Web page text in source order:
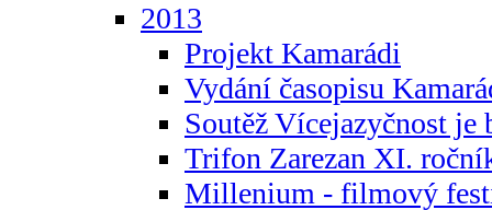
2013
Projekt Kamarádi
Vydání časopisu
Soutěž Vícejazyčnost je
Trifon Zarezan XI.
Millenium - filmový